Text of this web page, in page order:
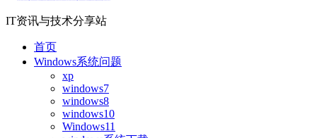
IT资讯与技术分享站
首页
Windows系统问题
xp
windows7
windows8
windows10
Windows11